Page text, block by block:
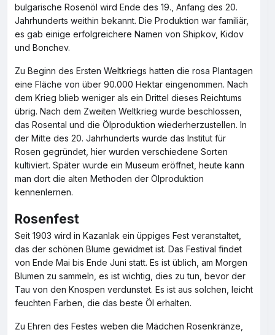
bulgarische Rosenöl wird Ende des 19., Anfang des 20.
Jahrhunderts weithin bekannt. Die Produktion war familiär,
es gab einige erfolgreichere Namen von Shipkov, Kidov
und Bonchev.
Zu Beginn des Ersten Weltkriegs hatten die rosa Plantagen
eine Fläche von über 90.000 Hektar eingenommen. Nach
dem Krieg blieb weniger als ein Drittel dieses Reichtums
übrig. Nach dem Zweiten Weltkrieg wurde beschlossen,
das Rosental und die Ölproduktion wiederherzustellen. In
der Mitte des 20. Jahrhunderts wurde das Institut für
Rosen gegründet, hier wurden verschiedene Sorten
kultiviert. Später wurde ein Museum eröffnet, heute kann
man dort die alten Methoden der Ölproduktion
kennenlernen.
Rosenfest
Seit 1903 wird in Kazanlak ein üppiges Fest veranstaltet,
das der schönen Blume gewidmet ist. Das Festival findet
von Ende Mai bis Ende Juni statt. Es ist üblich, am Morgen
Blumen zu sammeln, es ist wichtig, dies zu tun, bevor der
Tau von den Knospen verdunstet. Es ist aus solchen, leicht
feuchten Farben, die das beste Öl erhalten.
Zu Ehren des Festes weben die Mädchen Rosenkränze,